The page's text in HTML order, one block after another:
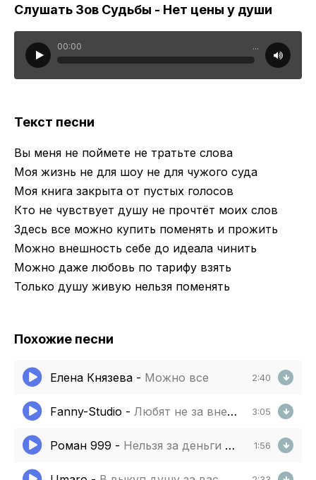
Слушать Зов Судьбы - Нет цены у души
00:00 ...
Текст песни
Вы меня не поймете не тратьте слова
Моя жизнь не для шоу не для чужого суда
Моя книга закрыта от пустых голосов
Кто не чувствует душу не прочтёт моих слов
Здесь все можно купить поменять и прожить
Можно внешность себе до идеала чинить
Можно даже любовь по тарифу взять
Только душу живую нельзя поменять
Похожие песни
Елена Князева - Можно все 2:40
Fanny-Studio - Любят не за внешность а за сердце 3:05
Роман 999 - Нельзя за деньги все купить 1:56